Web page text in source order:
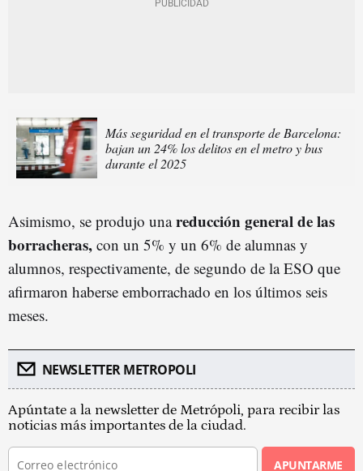
Más seguridad en el transporte de Barcelona:
bajan un 24% los delitos en el metro y bus
durante el 2025
Asimismo, se produjo unareducción general de las
borracheras, con un 5% y un 6% de alumnas y
alumnos, respectivamente, de segundo de la ESO que
afirmaron haberse emborrachado en los últimos seis
meses.
NEWSLETTER METROPOLI
Apúntate a la newsletter de Metrópoli, para recibir las
noticias más importantes de la ciudad.
APUNTARME